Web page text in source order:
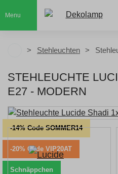
Menu
Stehleuchten
STEHLEUCHTE
E27 - MODERN
-14% Code SOMMER14
-20% Code VIP20AT
Schnäppchen